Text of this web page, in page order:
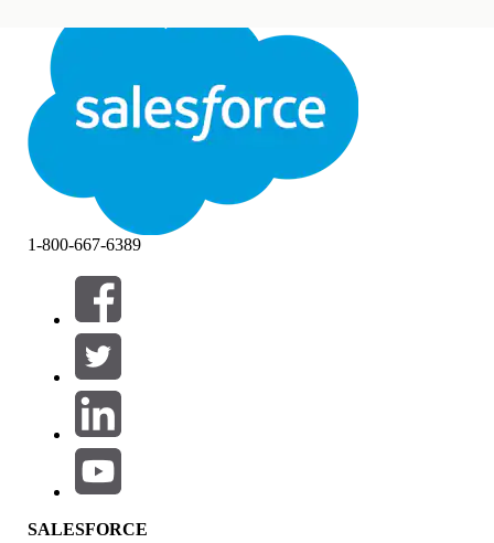
Avslutt Avslutt
Filtrer etter (0)
VELG FILTRE
Produktområde
Funksjonsinnvirkning
1-800-667-6389
SALESFORCE